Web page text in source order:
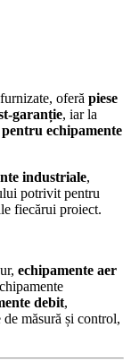
oferă piese
garanție, iar la
echipamente
industriale,
potrivit pentru
fiecărui proiect.
echipamente aer
debit,
de măsură și control,